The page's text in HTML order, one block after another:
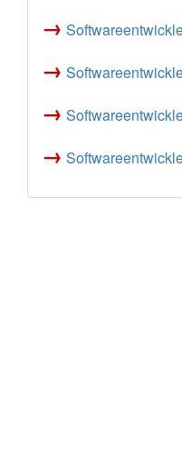
→
→
→
→